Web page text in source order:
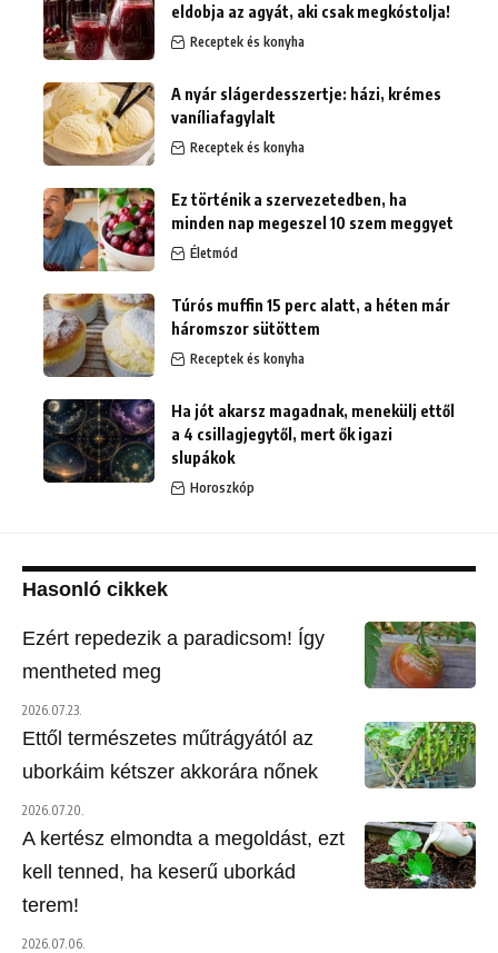
eldobja az agyát, aki csak megkóstolja!
Receptek és konyha
A nyár slágerdesszertje: házi, krémes
vaníliafagylalt
Receptek és konyha
Ez történik a szervezetedben, ha
minden nap megeszel 10 szem meggyet
Életmód
Túrós muffin 15 perc alatt, a héten már
háromszor sütöttem
Receptek és konyha
Ha jót akarsz magadnak, menekülj ettől
a 4 csillagjegytől, mert ők igazi
slupákok
Horoszkóp
Hasonló cikkek
Ezért repedezik a paradicsom! Így
mentheted meg
2026.07.23.
Ettől természetes műtrágyától az
uborkáim kétszer akkorára nőnek
2026.07.20.
A kertész elmondta a megoldást, ezt
kell tenned, ha keserű uborkád
terem!
2026.07.06.